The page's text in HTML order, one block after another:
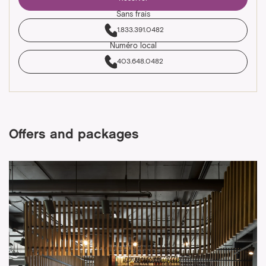
Sans frais
1.833.391.0482
Numéro local
403.648.0482
Offers and packages